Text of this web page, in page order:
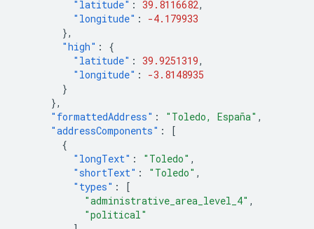
"latitude" : 39.8116682,
"longitude" :
-4.179933
},
"high" :
{
"latitude" : 39.9251319,
"longitude" :
-3.8148935
}
},
"formattedAddress" : "Toledo, España" ,
"addressComponents" :
[
{
"longText" : "Toledo" ,
"shortText" : "Toledo" ,
"types" :
[
"administrative_area_level_4" ,
"political"